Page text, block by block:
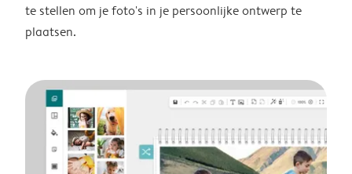
te stellen om je foto's in je persoonlijke ontwerp te
plaatsen.